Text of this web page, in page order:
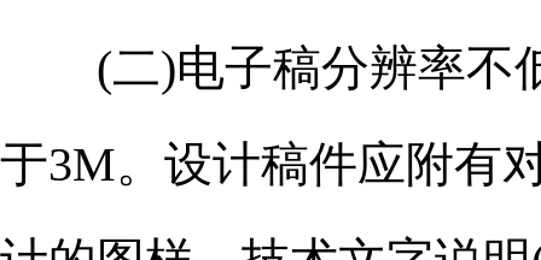
(二)电子稿分辨率不低
于3M。设计稿件应附有